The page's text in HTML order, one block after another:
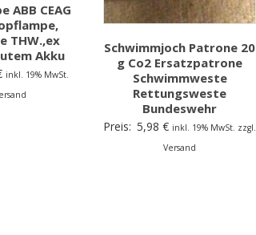
ABB CEAG
THW.,ex
Akku
inkl. 19% MwSt.
Schwimmjoch Patrone 20
g Co2 Ersatzpatrone
Schwimmweste
Rettungsweste
Bundeswehr
Preis: 5,98€ inkl. 19% MwSt. zzgl.
Versand